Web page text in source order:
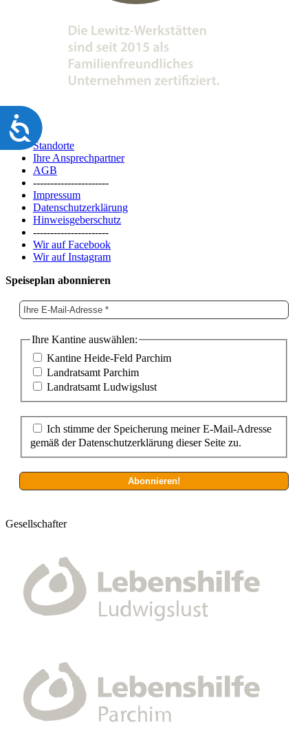
Barrierefreiheit
Standorte
Ihre Ansprechpartner
AGB
----------------------
Impressum
Datenschutzerklärung
Hinweisgeberschutz
----------------------
Wir auf Facebook
Wir auf Instagram
Speiseplan abonnieren
Ihre Kantine auswählen:
Kantine Heide-Feld Parchim
Landratsamt Parchim
Landratsamt Ludwigslust
Ich stimme der Speicherung meiner E-Mail-Adresse
gemäß der Datenschutzerklärung dieser Seite zu.
Gesellschafter